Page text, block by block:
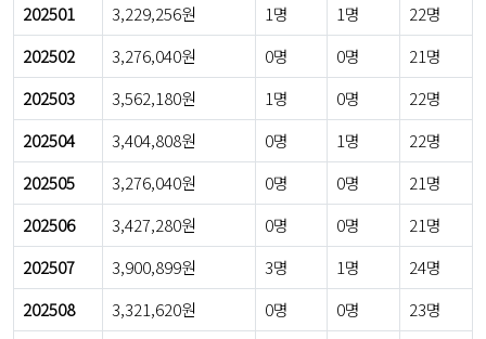
202501
3,229,256원 1명 1명
22명
202502
3,276,040원 0명 0명
21명
202503
3,562,180원 1명 0명
22명
202504
3,404,808원 0명 1명
22명
202505
3,276,040원 0명 0명
21명
202506
3,427,280원 0명 0명
21명
202507
3,900,899원 3명 1명
24명
202508
3,321,620원 0명 0명
23명